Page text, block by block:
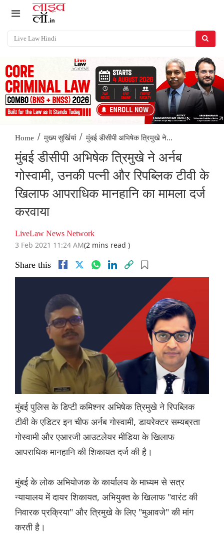
Home / मुख्य सुर्खियां / मुंबई डीसीपी अभिषेक त्रिमुखे ने...
मुंबई डीसीपी अभिषेक त्रिमुखे ने अर्नब
गोस्वामी, उनकी पत्नी और रिपब्लिक टीवी के
खिलाफ आपराधिक मानहानि का मामला दर्ज
करवाया
LiveLaw News Network
3 Feb 2021 11:24 AM(2 mins read )
Share this
मुंबई पुलिस के डिप्टी कमिश्नर अभिषेक त्रिमुखे ने रिपब्लिक
टीवी के एडिटर इन चीफ अर्नब गोस्वामी, डायरेक्टर सम्यब्रता
गोस्वामी और एआरजी आउटलेयर मीडिया के खिलाफ
आपराधिक मानहानि की शिकायत दर्ज की है।
मुंबई के लोक अभियोजक के कार्यालय के माध्यम से सत्र
न्यायालय में दायर शिकायत, अभियुक्त के खिलाफ "वारंट की
निवारक प्रक्रिया" और त्रिमुखे के लिए "मुआवजे" की मांग
करती है।